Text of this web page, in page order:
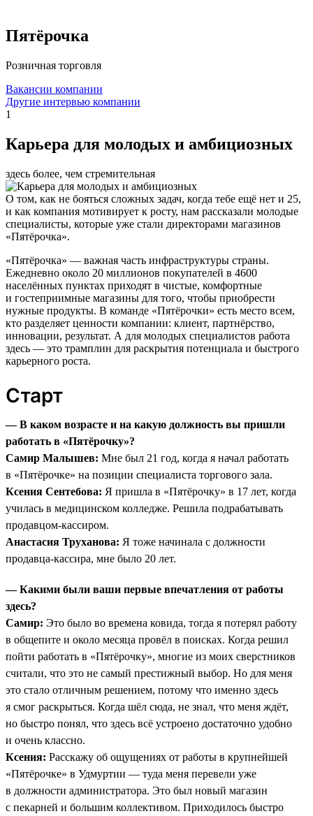
Пятёрочка
Розничная торговля
Вакансии компании
Другие интервью компании
1
Карьера для молодых и амбициозных
здесь более, чем стремительная
О том, как не бояться сложных задач, когда тебе ещё нет и 25,
и как компания мотивирует к росту, нам рассказали молодые
специалисты, которые уже стали директорами магазинов
«Пятёрочка».
«Пятёрочка» — важная часть инфраструктуры страны.
Ежедневно около 20 миллионов покупателей в 4600
населённых пунктах приходят в чистые, комфортные
и гостеприимные магазины для того, чтобы приобрести
нужные продукты. В команде «Пятёрочки» есть место всем,
кто разделяет ценности компании: клиент, партнёрство,
инновации, результат. А для молодых специалистов работа
здесь — это трамплин для раскрытия потенциала и быстрого
карьерного роста.
Старт
— В каком возрасте и на какую должность вы пришли
работать в «Пятёрочку»?
Самир Малышев: Мне был 21 год, когда я начал работать
в «Пятёрочке» на позиции специалиста торгового зала.
Ксения Сентебова: Я пришла в «Пятёрочку» в 17 лет, когда
училась в медицинском колледже. Решила подрабатывать
продавцом-кассиром.
Анастасия Труханова: Я тоже начинала с должности
продавца-кассира, мне было 20 лет.
— Какими были ваши первые впечатления от работы
здесь?
Самир: Это было во времена ковида, тогда я потерял работу
в общепите и около месяца провёл в поисках. Когда решил
пойти работать в «Пятёрочку», многие из моих сверстников
считали, что это не самый престижный выбор. Но для меня
это стало отличным решением, потому что именно здесь
я смог раскрыться. Когда шёл сюда, не знал, что меня ждёт,
но быстро понял, что здесь всё устроено достаточно удобно
и очень классно.
Ксения: Расскажу об ощущениях от работы в крупнейшей
«Пятёрочке» в Удмуртии — туда меня перевели уже
в должности администратора. Это был новый магазин
с пекарней и большим коллективом. Приходилось быстро